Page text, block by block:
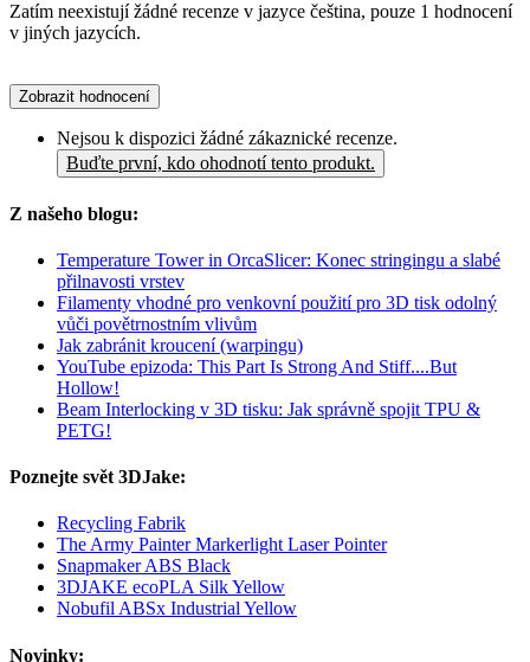
Zatím neexistují žádné recenze v jazyce čeština, pouze 1 hodnocení
v jiných jazycích.
Zobrazit hodnocení
Nejsou k dispozici žádné zákaznické recenze.
Buďte první, kdo ohodnotí tento produkt.
Z našeho blogu:
Temperature Tower in OrcaSlicer: Konec stringingu a slabé
přilnavosti vrstev
Filamenty vhodné pro venkovní použití pro 3D tisk odolný
vůči povětrnostním vlivům
Jak zabránit kroucení (warpingu)
YouTube epizoda: This Part Is Strong And Stiff....But
Hollow!
Beam Interlocking v 3D tisku: Jak správně spojit TPU &
PETG!
Poznejte svět 3DJake:
Recycling Fabrik
The Army Painter Markerlight Laser Pointer
Snapmaker ABS Black
3DJAKE ecoPLA Silk Yellow
Nobufil ABSx Industrial Yellow
Novinky: